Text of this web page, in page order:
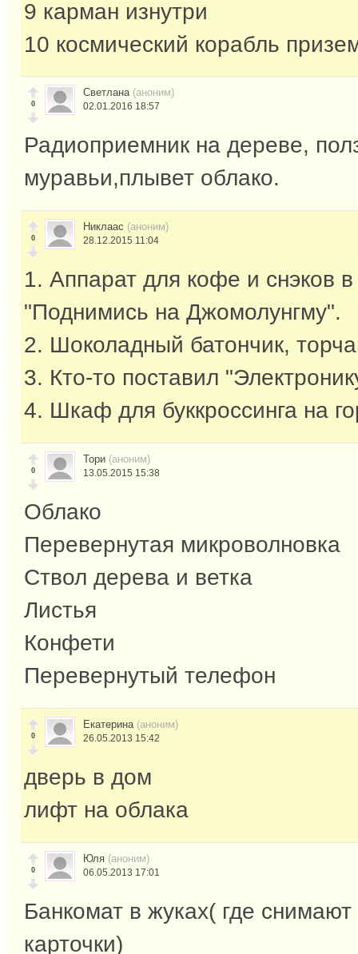
9 карман изнутри
10 космический корабль
0
Светлана (аноним)
02.01.2016 18:57
Радиоприемник на дереве,
муравьи,плывет облако.
0
Никлаас (аноним)
28.12.2015 11:04
1. Аппарат для кофе и снэков в
"Поднимись на Джомолунгму".
2. Шоколадный батончик,
3. Кто-то поставил
4. Шкаф для буккроссинга на
0
Тори (аноним)
13.05.2015 15:38
Облако
Перевернутая микроволновка
Ствол дерева и ветка
Листья
Конфети
Перевернутый телефон
0
Екатерина (аноним)
26.05.2013 15:42
дверь в дом
лифт на облака
0
Юля (аноним)
06.05.2013 17:01
Банкомат в жуках( где снимают
карточки)